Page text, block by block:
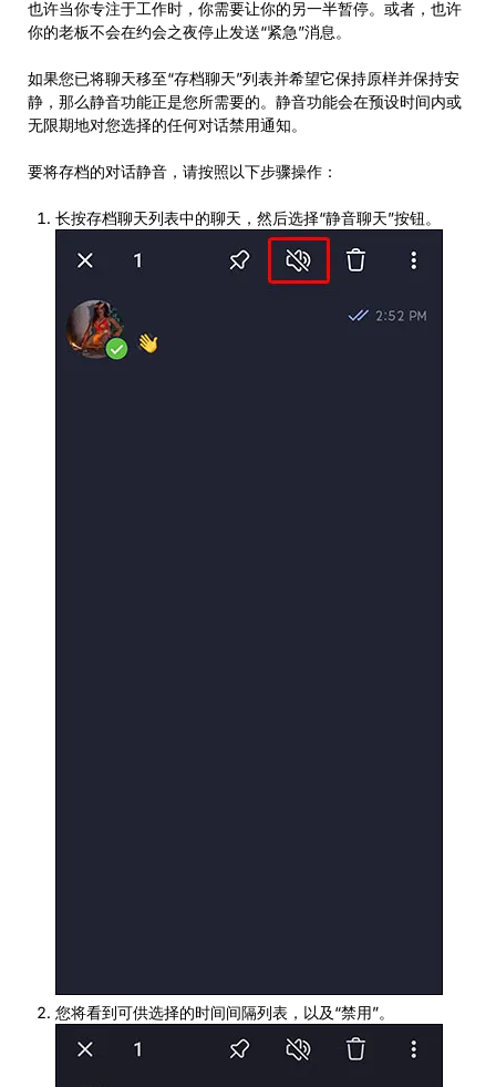
也许当你专注于工作时，你需要让你的另一半暂停。或者，也许
你的老板不会在约会之夜停止发送“紧急”消息。
如果您已将聊天移至“存档聊天”列表并希望它保持原样并保持安
静，那么静音功能正是您所需要的。静音功能会在预设时间内或
无限期地对您选择的任何对话禁用通知。
要将存档的对话静音，请按照以下步骤操作：
长按存档聊天列表中的聊天，然后选择“静音聊天”按钮。
您将看到可供选择的时间间隔列表，以及“禁用”。